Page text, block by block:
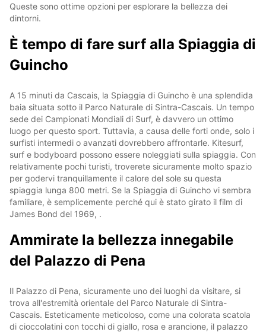
Queste sono ottime opzioni per esplorare la bellezza dei
dintorni.
È tempo di fare surf alla Spiaggia di
Guincho
A 15 minuti da Cascais, la Spiaggia di Guincho è una splendida
baia situata sotto il Parco Naturale di Sintra-Cascais. Un tempo
sede dei Campionati Mondiali di Surf, è davvero un ottimo
luogo per questo sport. Tuttavia, a causa delle forti onde, solo i
surfisti intermedi o avanzati dovrebbero affrontarle. Kitesurf,
surf e bodyboard possono essere noleggiati sulla spiaggia. Con
relativamente pochi turisti, troverete sicuramente molto spazio
per godervi tranquillamente il calore del sole su questa
spiaggia lunga 800 metri. Se la Spiaggia di Guincho vi sembra
familiare, è semplicemente perché qui è stato girato il film di
James Bond del 1969, .
Ammirate la bellezza innegabile
del Palazzo di Pena
Il Palazzo di Pena, sicuramente uno dei luoghi da visitare, si
trova all'estremità orientale del Parco Naturale di Sintra-
Cascais. Esteticamente meticoloso, come una colorata scatola
di cioccolatini con tocchi di giallo, rosa e arancione, il palazzo